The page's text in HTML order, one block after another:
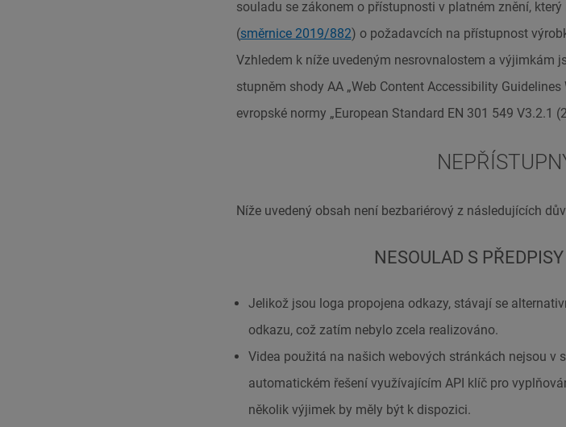
souladu se zákonem o přístupnosti v platném znění,
(směrnice 2019/882) o požadavcích na přístupnost
Vzhledem k níže uvedeným nesrovnalostem a výjimkám
stupněm shody AA „Web Content Accessibility
evropské normy „European Standard EN 301 549 V3.2.1
Níže uvedený obsah není bezbariérový z následujících
NESOULAD S
Jelikož jsou loga propojena odkazy, stávají se
odkazu, což zatím nebylo zcela realizováno.
Videa použitá na našich webových stránkách nejsou v
automatickém řešení využívajícím API klíč pro
několik výjimek by měly být k dispozici.